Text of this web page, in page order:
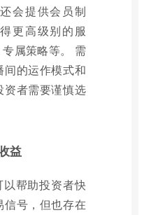
会提供会员制
更高级别的服
属策略等。 需
的运作模式和
资者需要谨慎选
益
帮助投资者快
号，但也存在